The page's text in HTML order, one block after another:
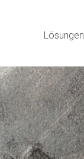
Lösungen